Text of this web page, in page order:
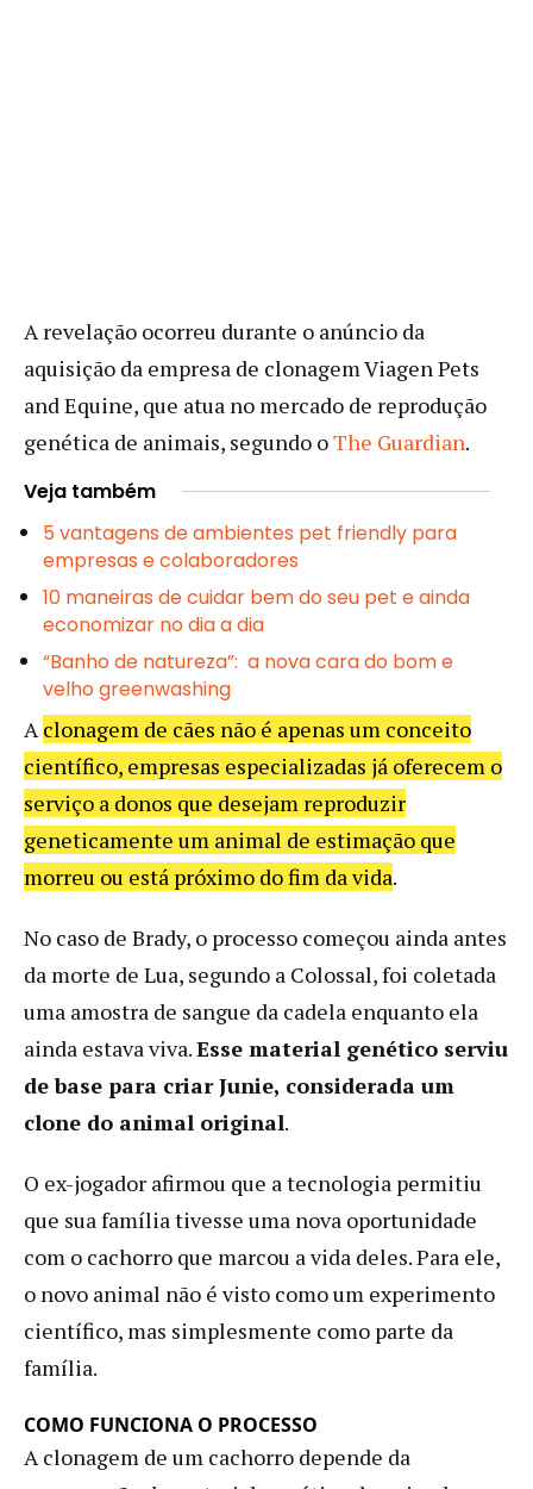
A revelação ocorreu durante o anúncio da
aquisição da empresa de clonagem Viagen Pets
and Equine, que atua no mercado de reprodução
genética de animais, segundo oThe Guardian.
Veja também
5 vantagens de ambientes pet friendly para
empresas e colaboradores
10 maneiras de cuidar bem do seu pet e ainda
economizar no dia a dia
“Banho de natureza”: a nova cara do bom e
velho greenwashing
Aclonagem de cães não é apenas um conceito
científico, empresas especializadas já oferecem o
serviço a donos que desejam reproduzir
geneticamente um animal de estimação que
morreu ou está próximo do fim da vida.
No caso de Brady, o processo começou ainda antes
da morte de Lua, segundo a Colossal, foi coletada
uma amostra de sangue da cadela enquanto ela
ainda estava viva.Esse material genético serviu
de base para criar Junie, considerada um
clone do animal original.
O ex-jogador afirmou que a tecnologia permitiu
que sua família tivesse uma nova oportunidade
com o cachorro que marcou a vida deles. Para ele,
o novo animal não é visto como um experimento
científico, mas simplesmente como parte da
família.
COMO FUNCIONA O PROCESSO
A clonagem de um cachorro depende da